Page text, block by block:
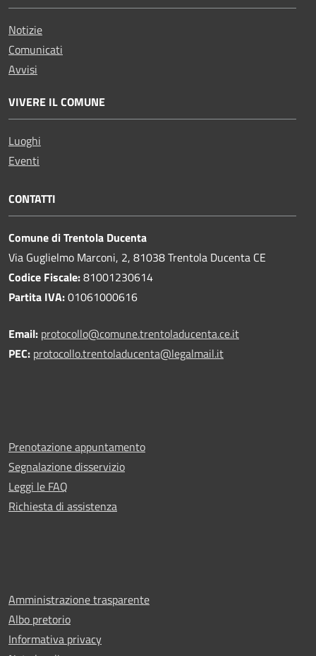
Notizie
Comunicati
Avvisi
VIVERE IL COMUNE
Luoghi
Eventi
CONTATTI
Comune di Trentola Ducenta
Via Guglielmo Marconi, 2, 81038 Trentola Ducenta CE
Codice Fiscale:81001230614
Partita IVA:01061000616
Email: protocollo@comune.trentoladucenta.ce.it
PEC: protocollo.trentoladucenta@legalmail.it
Prenotazione appuntamento
Segnalazione disservizio
Leggi le FAQ
Richiesta di assistenza
Amministrazione trasparente
Albo pretorio
Informativa privacy